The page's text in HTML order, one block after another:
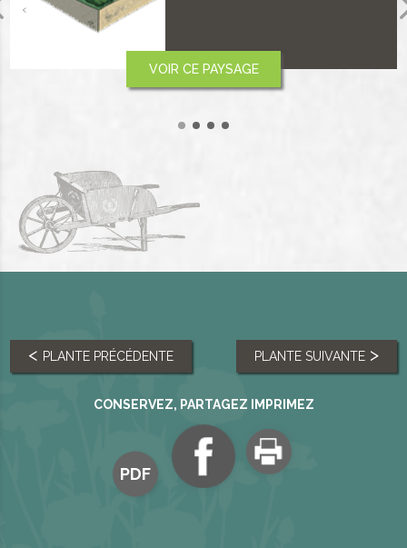
VOIR CE PAYSAGE
‹
PLANTE PRÉCÉDENTE PLANTE SUIVANTE
CONSERVEZ, PARTAGEZ IMPRIMEZ
PDF